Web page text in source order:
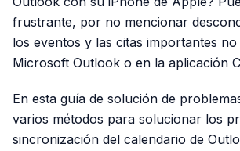
frustrante, por no mencionar
los eventos y las citas importantes
Microsoft Outlook o en la aplicación
En esta guía de solución de
varios métodos para solucionar los
sincronización del calendario de